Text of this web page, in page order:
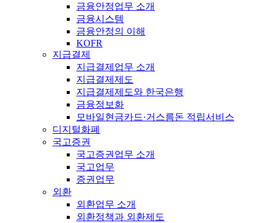
금융안정업무 소개
금융시스템
금융안정의 이해
KOFR
지급결제
지급결제업무 소개
지급결제제도
지급결제제도와 한국은행
금융정보화
모바일현금카드·거스름돈 적립서비스
디지털화폐
국고증권
국고증권업무 소개
국고업무
증권업무
외환
외환업무 소개
외환정책과 외환제도